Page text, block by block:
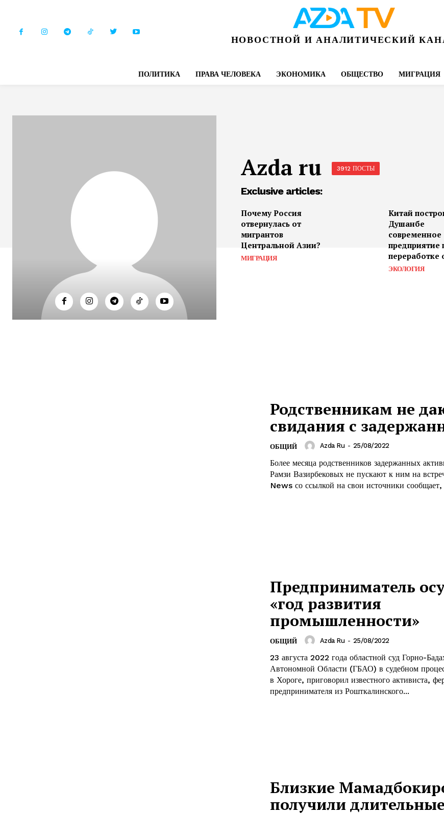
НОВОСТНОЙ И АНАЛИТИЧЕСКИЙ
ПОЛИТИКА ПРАВА ЧЕЛОВЕКА ЭКОНОМИКА ОБЩЕСТВО МИГРАЦИЯ
Azda ru 3912 ПОСТЫ
Exclusive articles:
Почему Россия
отвернулась от
мигрантов
Центральной Азии?
МИГРАЦИЯ
Китай
Душанбе
современное
предприятие
переработке
ЭКОЛОГИЯ
Родственникам не
свидания с
ОБЩИЙ Azda Ru - 25/08/2022
Более месяца родственников задержанных
Рамзи Вазирбековых не пускают к ним на
News со ссылкой на свои источники сообщает,
Предприниматель
«год развития
промышленности»
ОБЩИЙ Azda Ru - 25/08/2022
23 августа 2022 года областной суд Горно-
Автономной Области (ГБАО) в судебном
в Хороге, приговорил известного активиста,
предпринимателя из Рошткалинского...
Близкие
получили